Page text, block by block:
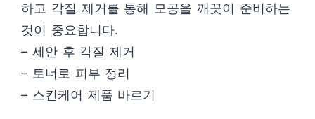
하고 각질 제거를 통해 모공을 깨끗이 준비하는
것이 중요합니다.
– 세안 후 각질 제거
– 토너로 피부 정리
– 스킨케어 제품 바르기